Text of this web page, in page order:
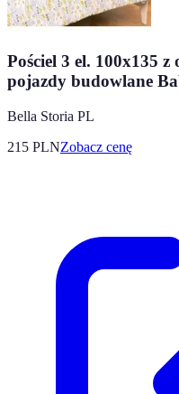
Pościel 3 el. 100x135
pojazdy budowlane
Bella Storia PL
215 PLNZobacz cenę